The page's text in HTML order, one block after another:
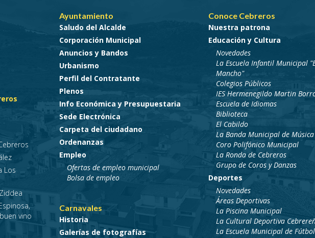
Los
Ziddea
vino
Ayuntamiento
Saludo del Alcalde
Corporación Municipal
Anuncios y Bandos
Urbanismo
Perfil del Contratante
Plenos
Info Económica y Presupuestaria
Sede Electrónica
Carpeta del ciudadano
Ordenanzas
Empleo
Ofertas de empleo municipal
Bolsa de empleo
Carnavales
Historia
Galerías de fotografías
Conoce Cebreros
Nuestra patrona
Educación y Cultura
Novedades
La Escuela Infantil Municipal
Mancho"
Colegios Públicos
IES Hermenegildo Martin
Escuela de Idiomas
Biblioteca
El Cabildo
La Banda Municipal de Música
Coro Polifónico Municipal
La Ronda de Cebreros
Grupo de Coros y Danzas
Deportes
Novedades
Áreas Deportivas
La Piscina Municipal
La Cultural Deportiva
La Escuela Municipal de Fútbol